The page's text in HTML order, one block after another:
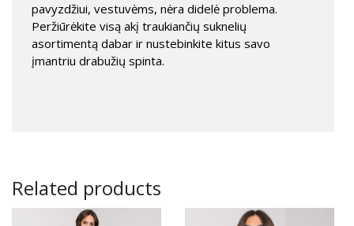
pavyzdžiui, vestuvėms, nėra didelė problema.
Peržiūrėkite visą akį traukiančių suknelių
asortimentą dabar ir nustebinkite kitus savo
įmantriu drabužių spinta.
Related products